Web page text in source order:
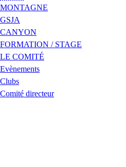
MONTAGNE
GSJA
CANYON
FORMATION / STAGE
LE COMITÉ
Evènements
Clubs
Comité directeur